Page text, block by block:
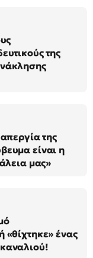
της
της
είναι η
μας»
«θίχτηκε» ένας